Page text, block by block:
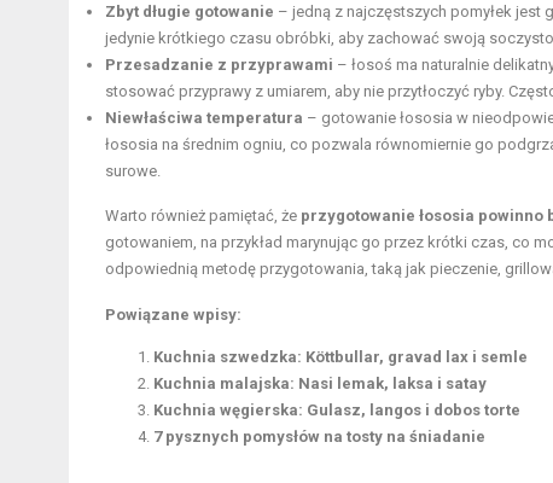
Zbyt długie gotowanie – jedną z najczęstszych pomyłek jest
jedynie krótkiego czasu obróbki, aby zachować swoją
Przesadzanie z przyprawami – łosoś ma naturalnie
stosować przyprawy z umiarem, aby nie przytłoczyć ryby.
Niewłaściwa temperatura – gotowanie łososia w
łososia na średnim ogniu, co pozwala równomiernie go
surowe.
Warto również pamiętać, że przygotowanie łososia powinno
gotowaniem, na przykład marynując go przez krótki czas, co
odpowiednią metodę przygotowania, taką jak pieczenie,
Powiązane wpisy:
Kuchnia szwedzka: Köttbullar, gravad lax i semle
Kuchnia malajska: Nasi lemak, laksa i satay
Kuchnia węgierska: Gulasz, langos i dobos torte
7 pysznych pomysłów na tosty na śniadanie